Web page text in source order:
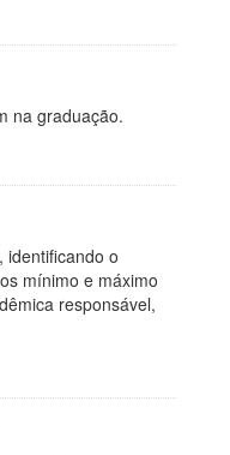
na graduação.
identificando o
mínimo e máximo
responsável,